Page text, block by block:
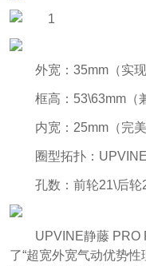
外宽：35mm（实
框高：53\63mm（
内宽：25mm（完
圈型拓扑：
孔数：前轮21\后轮
UPVINE静藤 PRO
了“超宽外宽气动优势